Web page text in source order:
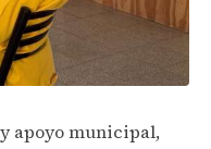
apoyo municipal,